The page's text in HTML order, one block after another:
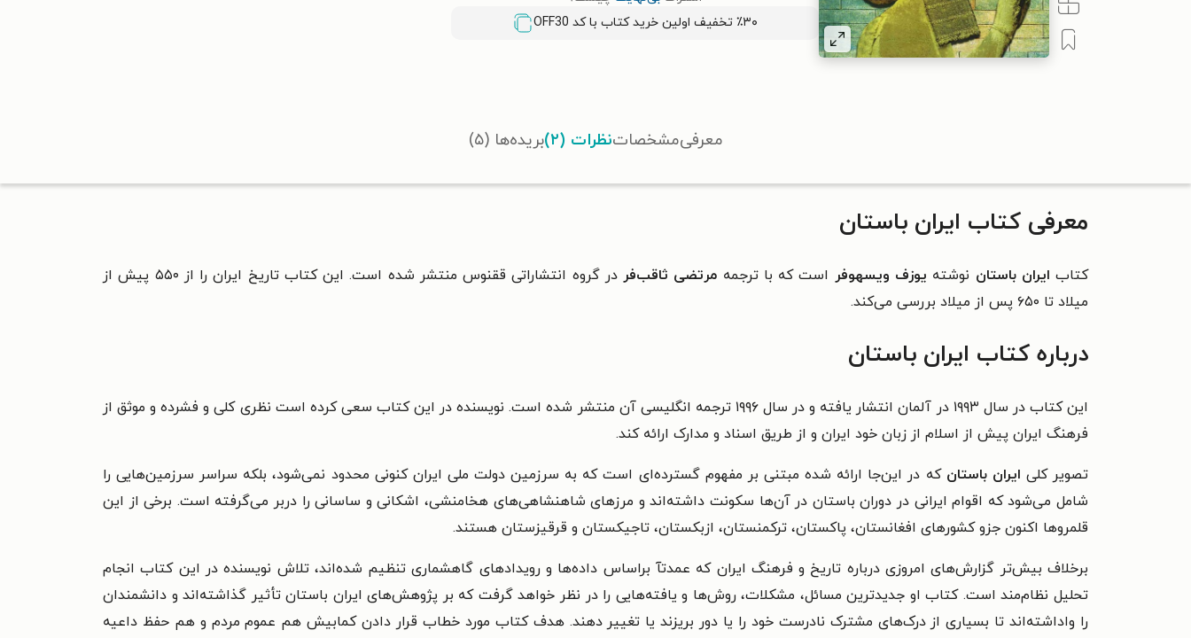
٪۳۰ تخفیف اولین خرید کتاب با کد
OFF30
معرفیمشخصاتنظرات (۲) بریده‌ها (۵)
معرفی کتاب ایران باستان
کتابایران باستان نوشته یوزف ویسهوفر است که با ترجمه مرتضی ثاقب‌فر
در گروه انتشاراتی ققنوس منتشر شده است. این کتاب تاریخ ایران را از ۵۵۰ پیش از
میلاد تا ۶۵۰ پس از میلاد بررسی می‌کند.
درباره کتاب ایران باستان
این کتاب در سال ۱۹۹۳ در آلمان انتشار یافته و در سال ۱۹۹۶ ترجمه انگلیسی آن منتشر شده است. نویسنده در این کتاب سعی کرده است نظری کلی و فشرده و موثق از
فرهنگ ایران پیش از اسلام از زبان خود ایران و از طریق اسناد و مدارک ارائه کند.
تصویر کلی ایران باستان که در این‌جا ارائه شده مبتنی بر مفهوم گسترده‌ای است که به سرزمین دولت ملی ایران کنونی محدود نمی‌شود، بلکه سراسر سرزمین‌هایی را
شامل می‌شود که اقوام ایرانی در دوران باستان در آن‌ها سکونت داشته‌اند و مرزهای شاهنشاهی‌های هخامنشی، اشکانی و ساسانی را دربر می‌گرفته است. برخی از این
قلمروها اکنون جزو کشورهای افغانستان، پاکستان، ترکمنستان، ازبکستان، تاجیکستان و قرقیزستان هستند.
برخلاف بیش‌تر گزارش‌های امروزی درباره تاریخ و فرهنگ ایران که عمدتآ براساس داده‌ها و رویدادهای گاهشماری تنظیم شده‌اند، تلاش نویسنده در این کتاب انجام
تحلیل نظام‌مند است. کتاب او جدیدترین مسائل، مشکلات، روش‌ها و یافته‌هایی را در نظر خواهد گرفت که بر پژوهش‌های ایران باستان تأثیر گذاشته‌اند و دانشمندان
را واداشته‌اند تا بسیاری از درک‌های مشترک نادرست خود را یا دور بریزند یا تغییر دهند. هدف کتاب مورد خطاب قرار دادن کمابیش هم عموم مردم و هم حفظ داعیه